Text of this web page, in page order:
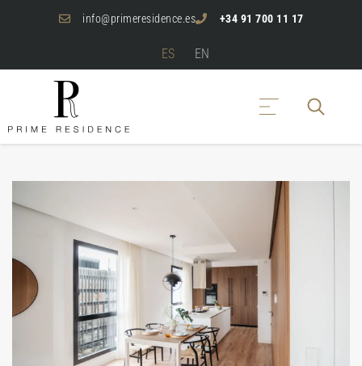
info@primeresidence.es +34 91 700 11 17
ES EN